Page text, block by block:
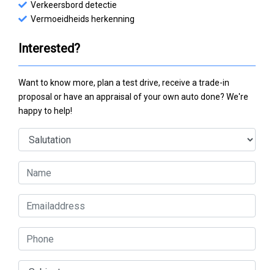
Verkeersbord detectie
Vermoeidheids herkenning
Interested?
Want to know more, plan a test drive, receive a trade-in
proposal or have an appraisal of your own auto done? We're
happy to help!